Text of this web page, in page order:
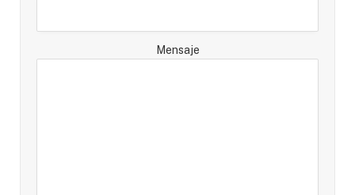
Mensaje